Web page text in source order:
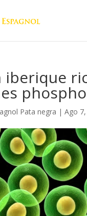
iberique
Pata negra | Ago